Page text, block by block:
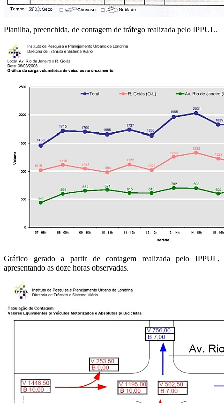
Planilha, preenchida, de contagem de tráfego realizada pelo IPPUL.
Gráfico gerado a partir de contagem realizada pelo IPPUL,
apresentando as doze horas observadas.